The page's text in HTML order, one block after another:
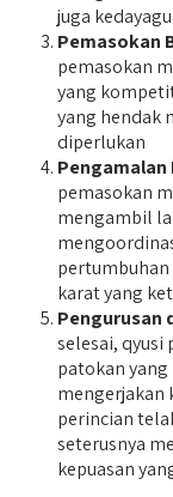
juga
Pemasokan
pemasokan
yang
yang hendak
diperlukan
Pengamalan
pemasokan
mengambil
pertumbuhan
karat yang
Pengurusan
selesai, qyusi
patokan
mengerjakan
perincian
seterusnya
kepuasan